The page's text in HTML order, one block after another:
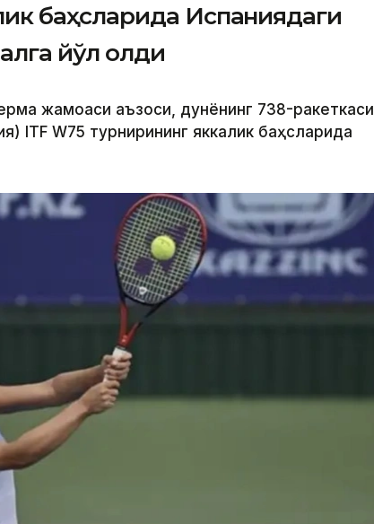
баҳсларида Испаниядаги
йўл олди
жамоаси аъзоси, дунёнинг 738-ракеткаси
ITF W75 турнирининг яккалик баҳсларида